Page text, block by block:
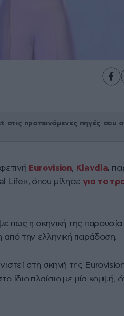
στις προτεινόμενες πηγές σου
Eurovision, Klavdia,
Life», όπου μίλησε για το
πως η σκηνική της
από την ελληνική παράδοση.
στη σκηνή της
ίδιο πλαίσιο με μία κομψή,